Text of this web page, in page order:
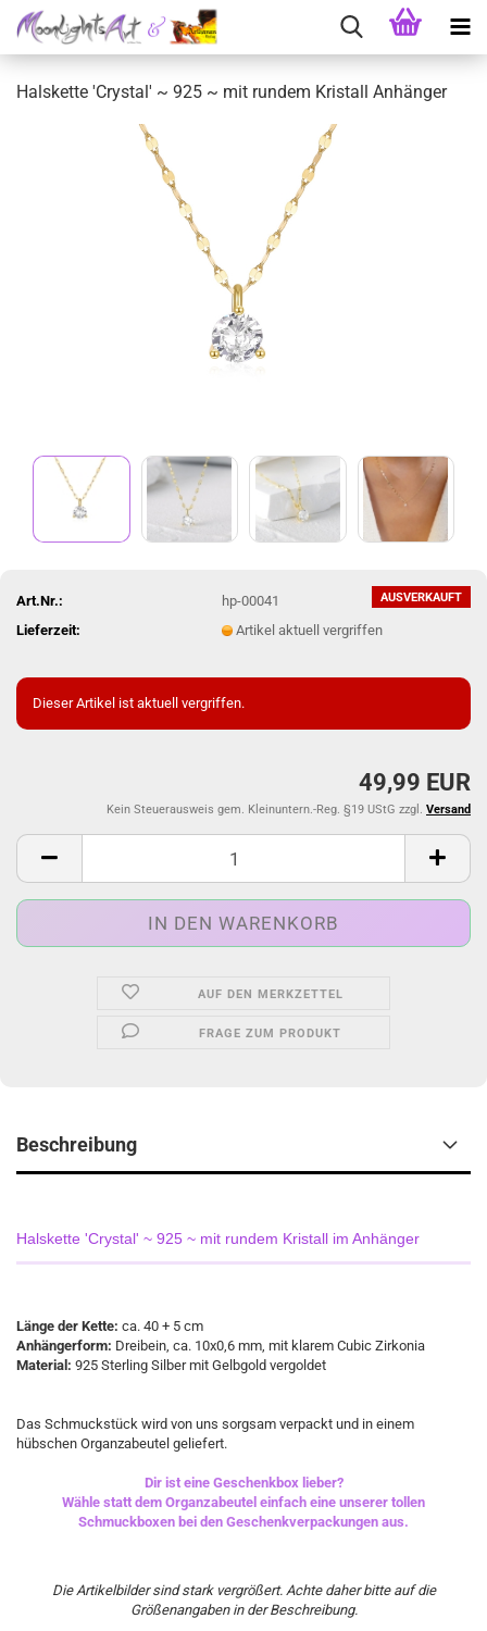
Halskette 'Crystal' ~ 925 ~ mit rundem Kristall Anhänger
AUSVERKAUFT
Art.Nr.:
hp-00041
Lieferzeit:
Artikel aktuell vergriffen
Dieser Artikel ist aktuell vergriffen.
49,99 EUR
Kein Steuerausweis gem. Kleinuntern.-Reg. §19 UStG zzgl. Versand
AUF DEN MERKZETTEL
FRAGE ZUM PRODUKT
Beschreibung
Halskette 'Crystal' ~ 925 ~ mit rundem Kristall im Anhänger
Länge der Kette: ca. 40 + 5 cm
Anhängerform: Dreibein, ca. 10x0,6 mm, mit klarem Cubic Zirkonia
Material: 925 Sterling Silber mit Gelbgold vergoldet
Das Schmuckstück wird von uns sorgsam verpackt und in einem
hübschen Organzabeutel geliefert.
Dir ist eine Geschenkbox lieber?
Wähle statt dem Organzabeutel einfach eine unserer tollen
Schmuckboxen bei den Geschenkverpackungen aus.
Die Artikelbilder sind stark vergrößert. Achte daher bitte auf die
Größenangaben in der Beschreibung.